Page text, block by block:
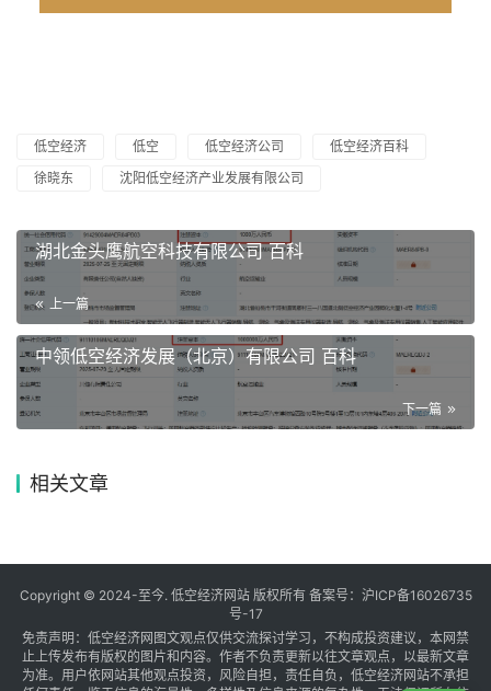
低空经济 低空 低空经济公司
低空经济百科
徐晓东
沈阳低空经济产业发展有限公司
湖北金头鹰航空科技有限公司 百科
上一篇
中领低空经济发展（北京）有限公司 百科
下一篇
相关文章
Copyright © 2024-至今. 低空经济网站 版权所有 备案号： 沪ICP备16026735
号-17
免责声明：低空经济网图文观点仅供交流探讨学习，不构成投资建议，本网禁
止上传发布有版权的图片和内容。作者不负责更新以往文章观点，以最新文章
为准。用户依网站其他观点投资，风险自担，责任自负，低空经济网站不承担